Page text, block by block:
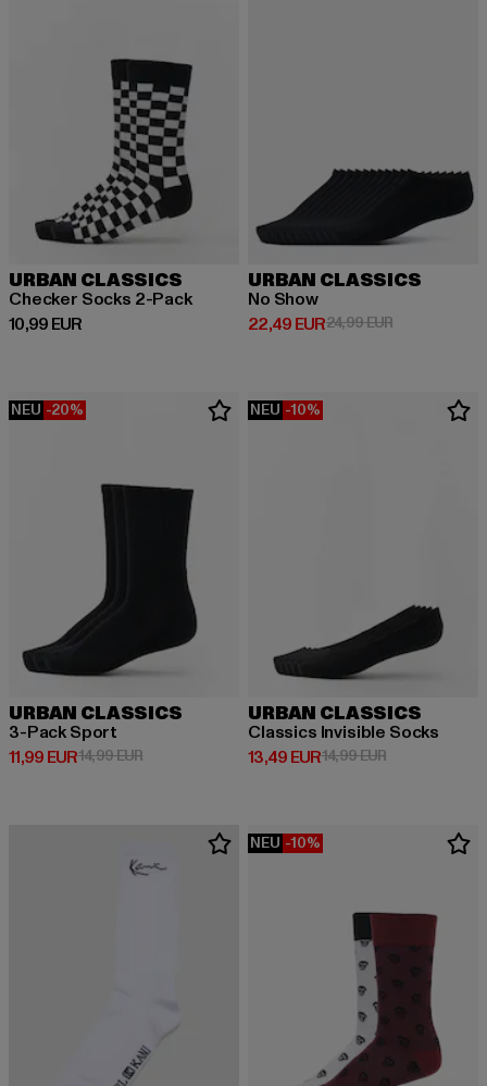
URBAN CLASSICS
Checker Socks 2-Pack
10,99 EUR
Derzeitiger Preis: 10,99 EUR
URBAN CLASSICS
No Show
22,49 EUR
Derzeitiger Preis: 22,49 EUR
24,99 EURAktionspreis:
NEU -20%
URBAN CLASSICS
3-Pack Sport
11,99 EUR
Derzeitiger Preis: 11,99 EUR
14,99 EURAktionspreis: 14,99 EUR
NEU -10%
URBAN CLASSICS
Classics Invisible Socks
13,49 EUR
Derzeitiger Preis: 13,49 EUR
14,99 EURAktionspreis:
NEU -10%